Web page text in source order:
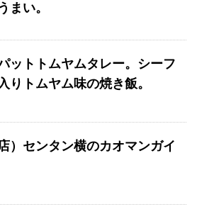
まい。
ットトムヤムタレー。シーフ
りトムヤム味の焼き飯。
店）センタン横のカオマンガイ